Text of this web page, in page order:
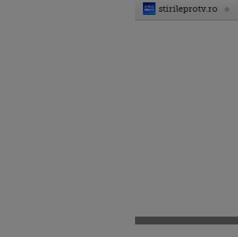
stirileprotv.ro